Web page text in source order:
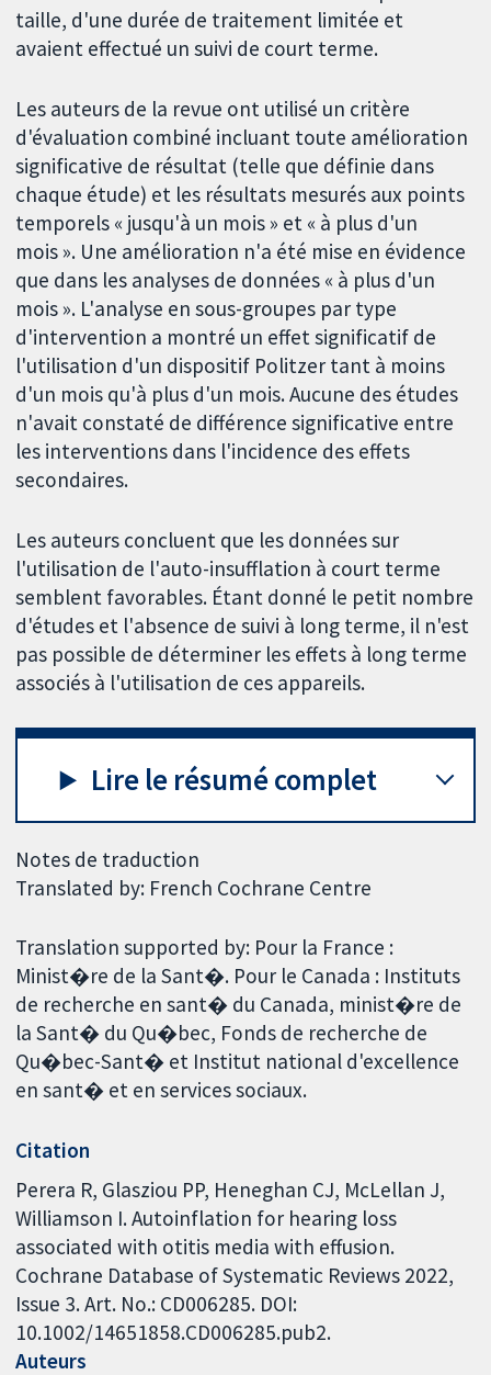
taille, d'une durée de traitement limitée et
avaient effectué un suivi de court terme.
Les auteurs de la revue ont utilisé un critère
d'évaluation combiné incluant toute amélioration
significative de résultat (telle que définie dans
chaque étude) et les résultats mesurés aux points
temporels « jusqu'à un mois » et « à plus d'un
mois ». Une amélioration n'a été mise en évidence
que dans les analyses de données « à plus d'un
mois ». L'analyse en sous-groupes par type
d'intervention a montré un effet significatif de
l'utilisation d'un dispositif Politzer tant à moins
d'un mois qu'à plus d'un mois. Aucune des études
n'avait constaté de différence significative entre
les interventions dans l'incidence des effets
secondaires.
Les auteurs concluent que les données sur
l'utilisation de l'auto-insufflation à court terme
semblent favorables. Étant donné le petit nombre
d'études et l'absence de suivi à long terme, il n'est
pas possible de déterminer les effets à long terme
associés à l'utilisation de ces appareils.
Lire le résumé complet
Notes de traduction
Translated by: French Cochrane Centre
Translation supported by: Pour la France :
Minist�re de la Sant�. Pour le Canada : Instituts
de recherche en sant� du Canada, minist�re de
la Sant� du Qu�bec, Fonds de recherche de
Qu�bec-Sant� et Institut national d'excellence
en sant� et en services sociaux.
Citation
Perera R, Glasziou PP, Heneghan CJ, McLellan J,
Williamson I. Autoinflation for hearing loss
associated with otitis media with effusion.
Cochrane Database of Systematic Reviews 2022,
Issue 3. Art. No.: CD006285. DOI:
10.1002/14651858.CD006285.pub2.
Auteurs